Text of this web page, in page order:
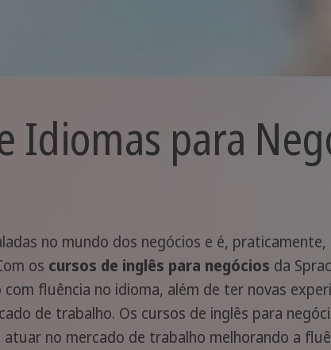
Idiomas para
no mundo dos negócios e é,
os cursos de inglês para negócios da
fluência no idioma, além de ter novas
de trabalho. Os cursos de inglês para
no mercado de trabalho melhorando a